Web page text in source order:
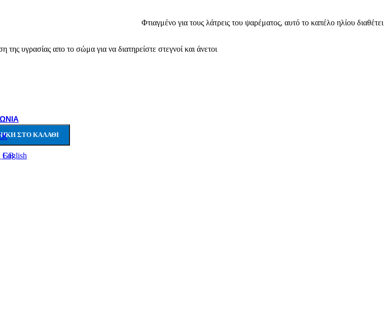
NAUTICA
Loveberry London
English
για τους λάτρεις του ψαρέματος, αυτό το καπέλο ηλίου διαθέτει
υγρασίας απο το σώμα για να διατηρείστε στεγνοί και άνετοι
ΣΤΟ ΚΑΛΆΘΙ